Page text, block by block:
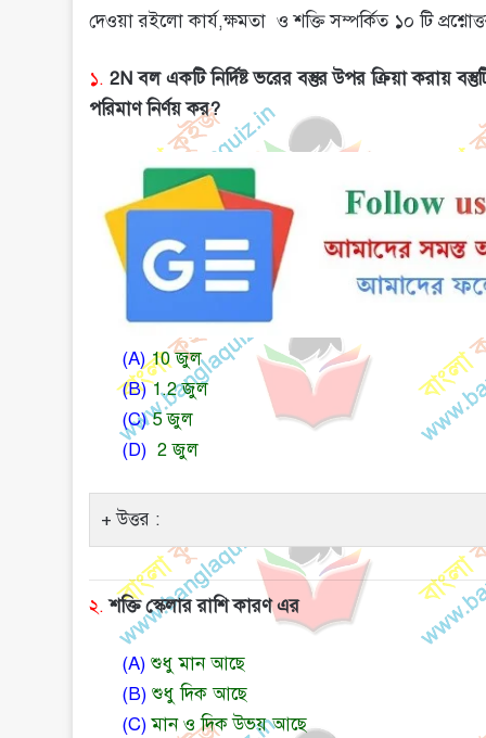
দেওয়া রইলো কার্য,ক্ষমতা ও শক্তি সম্পর্কিত ১০ টি
১. 2N বল একটি নির্দিষ্ট ভরের বস্তুর উপর ক্রিয়া করায়
পরিমাণ নির্ণয় কর?
(A)10 জুল
(B)1.2 জুল
(C)5 জুল
(D) 2 জুল
উত্তর :
২. শক্তি স্কেলার রাশি কারণ এর
(A) শুধু মান আছে
(B) শুধু দিক আছে
(C)মান ও দিক উভয় আছে